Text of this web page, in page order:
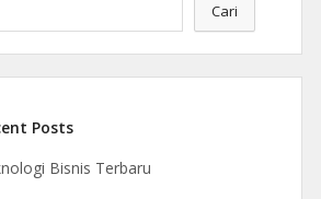
Cari
Posts
Bisnis Terbaru